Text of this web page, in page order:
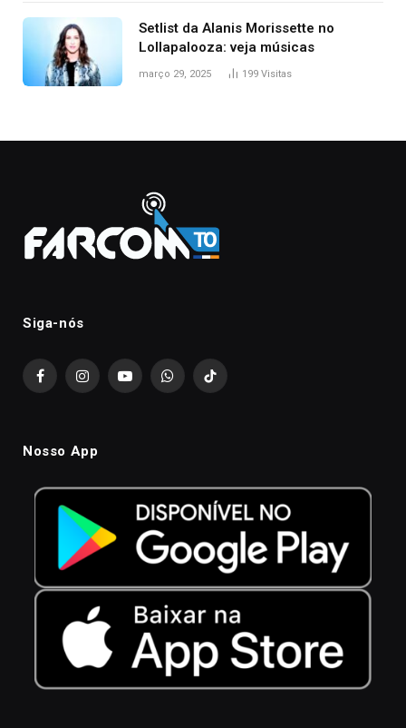
Setlist da Alanis Morissette no
Lollapalooza: veja músicas
março 29, 2025 199 Visitas
Siga-nós
FacebookInstagramYouTubeWhatsAppTikTok
Nosso App